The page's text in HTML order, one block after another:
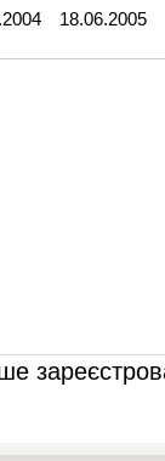
18.06.2005